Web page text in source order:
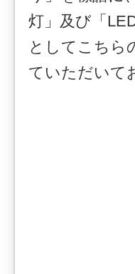
灯」及び「
としてこちら
ていただいて